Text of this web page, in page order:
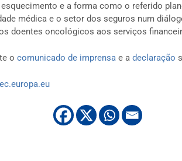
e a forma como o referido
médica e o setor dos seguros num
doentes oncológicos aos serviços
o comunicado de imprensae a declaração